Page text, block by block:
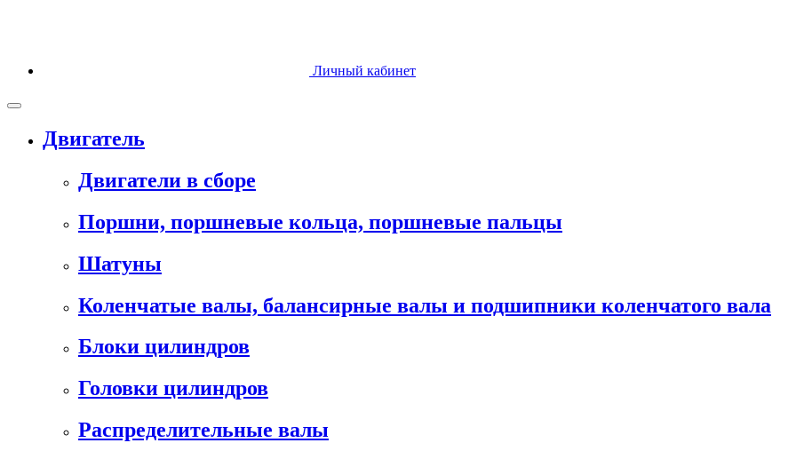
Личный кабинет
Двигатель
Двигатели в сборе
Поршни, поршневые кольца, поршневые пальцы
Шатуны
Коленчатые валы, балансирные валы и подшипники коленчатого вала
Блоки цилиндров
Головки цилиндров
Распределительные валы